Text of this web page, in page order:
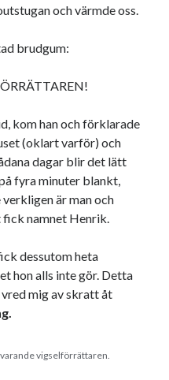
och värmde oss.
brudgum:
kom han och förklarade
(oklart varför) och
dagar blir det lätt
fyra minuter blankt,
är man och
namnet Henrik.
dessutom heta
hon alls inte gör. Detta
mig av skratt åt
vigselförrättaren.